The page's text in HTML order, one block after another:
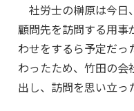
社労士の榊原は今日
顧問先を訪問する用事
わせをするら予定だ
わったため、竹田の会
出し、訪問を思い立っ